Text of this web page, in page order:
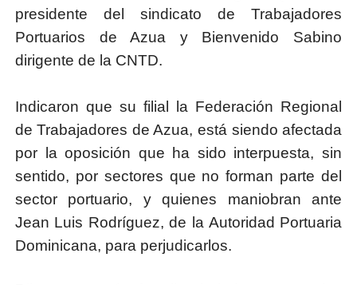
presidente del sindicato de Trabajadores
Portuarios de Azua y Bienvenido Sabino
dirigente de la CNTD.
Indicaron que su filial la Federación Regional
de Trabajadores de Azua, está siendo afectada
por la oposición que ha sido interpuesta, sin
sentido, por sectores que no forman parte del
sector portuario, y quienes maniobran ante
Jean Luis Rodríguez, de la Autoridad Portuaria
Dominicana, para perjudicarlos.